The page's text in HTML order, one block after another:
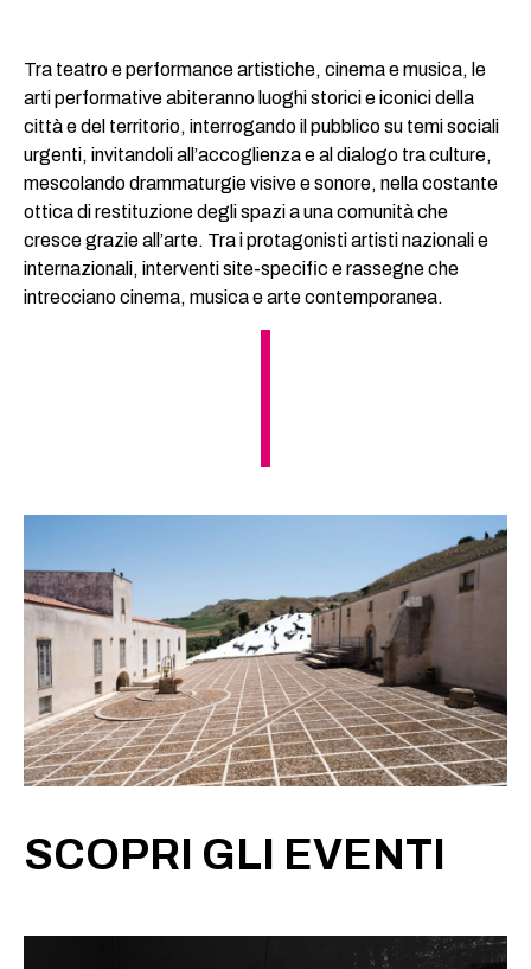
Tra teatro e performance artistiche, cinema e musica, le
arti performative abiteranno luoghi storici e iconici della
città e del territorio, interrogando il pubblico su temi sociali
urgenti, invitandoli all’accoglienza e al dialogo tra culture,
mescolando drammaturgie visive e sonore, nella costante
ottica di restituzione degli spazi a una comunità che
cresce grazie all’arte. Tra i protagonisti artisti nazionali e
internazionali, interventi site-specific e rassegne che
intrecciano cinema, musica e arte contemporanea.
SCOPRI GLI EVENTI